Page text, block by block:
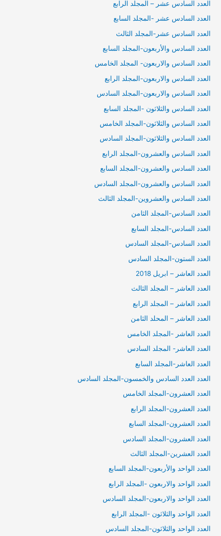
العدد السادس عشر – المجلد الرابع
العدد السادس عشر -المجلد السابع
العدد السادس عشر-المجلد الثالث
العدد السادس والأربعون-المجلد السابع
العدد السادس والاربعون- المجلد الخامس
العدد السادس والاربعون-المجلد الرابع
العدد السادس والاربعون-المجلد السادس
العدد السادس والثلاثون -المجلد السابع
العدد السادس والثلاثون-المجلد الخامس
العدد السادس والثلاثون-المجلد السادس
العدد السادس والعشرون-المجلد الرابع
العدد السادس والعشرون-المجلد السابع
العدد السادس والعشرون-المجلد السادس
العدد السادس والعشروين-المجلد الثالث
العدد السادس-المجلد الثامن
العدد السادس-المجلد السابع
العدد السادس-المجلد السادس
العدد الستون-المجلد السادس
العدد العاشر – ابريل 2018
العدد العاشر – المجلد الثالث
العدد العاشر – المجلد الرابع
العدد العاشر – المحلد الثامن
العدد العاشر -المجلد الخامس
العدد العاشر- المجلد السادس
العدد العاشر-المجلد السابع
العدد العدد السادس والخمسون-المجلد السادس
العدد العشرون-المجلد الخامس
العدد العشرون-المجلد الرابع
العدد العشرون-المجلد السابع
العدد العشرون-المجلد السادس
العدد العشرين-المجلد الثالث
العدد الواحد والأربعون-المجلد السابع
العدد الواحد والاربعون -المجلد الرابع
العدد الواحد والاربعون-المجلد السادس
العدد الواحد والثلاثون -المجلد الرابع
العدد الواحد والثلاثون-المجلد السادس